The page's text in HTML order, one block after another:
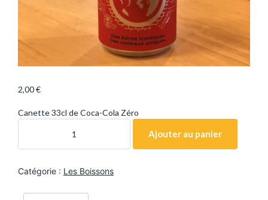
2,00€
Canette 33cl de Coca-Cola Zéro
q
n
t
Ajouter au panier
Catégorie : Les Boissons